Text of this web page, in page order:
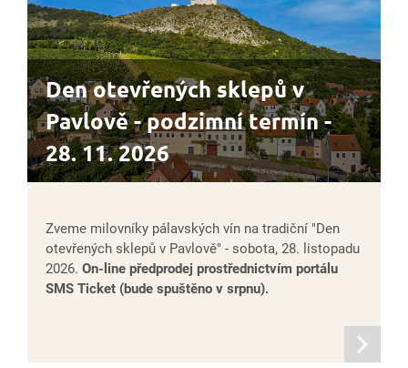
Den otevřených sklepů v
Pavlově - podzimní termín -
28. 11. 2026
Zveme milovníky pálavských vín na tradiční "Den
otevřených sklepů v Pavlově" - sobota, 28. listopadu
2026. On-line předprodej prostřednictvím portálu
SMS Ticket (bude spuštěno v srpnu).